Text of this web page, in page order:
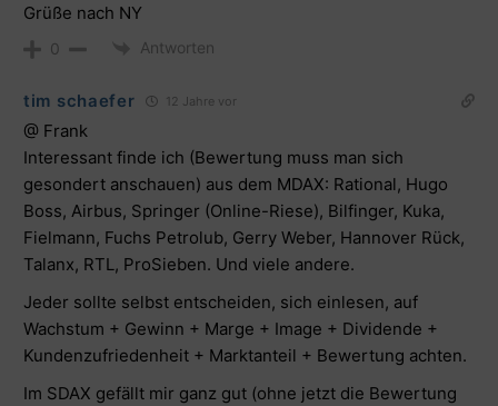
Grüße nach NY
0 Antworten
tim schaefer 12 Jahre vor
@ Frank
Interessant finde ich (Bewertung muss man sich
gesondert anschauen) aus dem MDAX: Rational, Hugo
Boss, Airbus, Springer (Online-Riese), Bilfinger, Kuka,
Fielmann, Fuchs Petrolub, Gerry Weber, Hannover Rück,
Talanx, RTL, ProSieben. Und viele andere.
Jeder sollte selbst entscheiden, sich einlesen, auf
Wachstum + Gewinn + Marge + Image + Dividende +
Kundenzufriedenheit + Marktanteil + Bewertung achten.
Im SDAX gefällt mir ganz gut (ohne jetzt die Bewertung